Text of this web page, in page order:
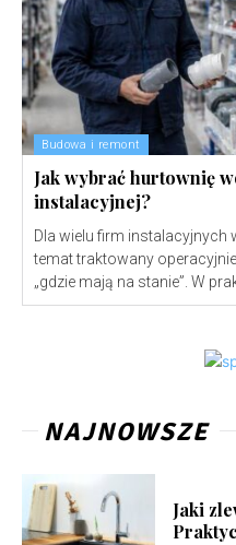
Budowa i remont
Jak wybrać hurtownię
instalacyjnej?
Dla wielu firm instalacyjnych
temat traktowany
„gdzie mają na stanie”. W
NAJNOWSZE
Jaki